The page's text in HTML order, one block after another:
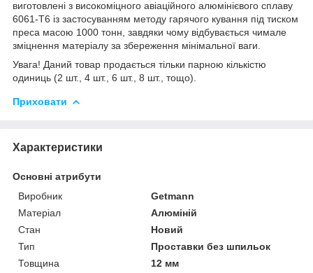
виготовлені з високоміцного авіаційного алюмінієвого сплаву
6061-Т6 із застосуванням методу гарячого кування під тиском
преса масою 1000 тонн, завдяки чому відбувається чимале
зміцнення матеріалу за збереження мінімальної ваги.
Увага! Даний товар продається тільки парною кількістю
одиниць (2 шт., 4 шт., 6 шт., 8 шт., тощо).
Приховати
Характеристики
Основні атрибути
Виробник
Getmann
Матеріал
Алюміній
Стан
Новий
Тип
Проставки без шпильок
Товщина
12 мм